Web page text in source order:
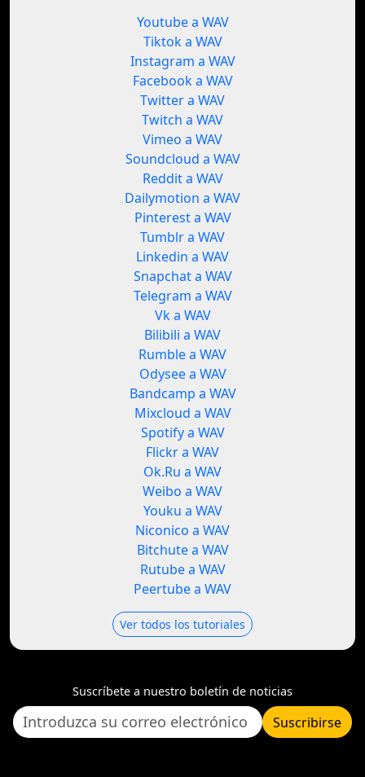
Youtube a WAV
Tiktok a WAV
Instagram a WAV
Facebook a WAV
Twitter a WAV
Twitch a WAV
Vimeo a WAV
Soundcloud a WAV
Reddit a WAV
Dailymotion a WAV
Pinterest a WAV
Tumblr a WAV
Linkedin a WAV
Snapchat a WAV
Telegram a WAV
Vk a WAV
Bilibili a WAV
Rumble a WAV
Odysee a WAV
Bandcamp a WAV
Mixcloud a WAV
Spotify a WAV
Flickr a WAV
Ok.Ru a WAV
Weibo a WAV
Youku a WAV
Niconico a WAV
Bitchute a WAV
Rutube a WAV
Peertube a WAV
Ver todos los tutoriales
Suscríbete a nuestro boletín de noticias
Suscribirse